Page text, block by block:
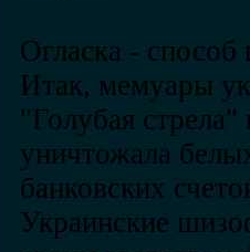
Огласка - способ
Итак, мемуары
"Голубая
уничтожала
банковских
Украинские